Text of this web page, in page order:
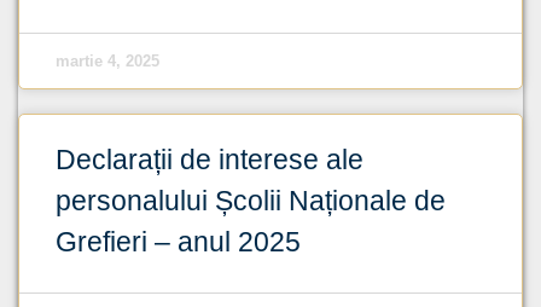
martie 4, 2025
Declarații de interese ale
personalului Școlii Naționale de
Grefieri – anul 2025